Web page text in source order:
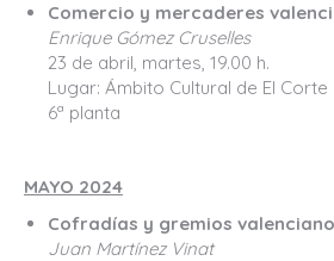
Comercio y mercaderes
Enrique Gómez Cruselles
23 de abril, martes, 19.00 h.
Lugar: Ámbito Cultural de El Corte
6ª planta
MAYO 2024
Cofradías y gremios
Juan Martínez Vinat